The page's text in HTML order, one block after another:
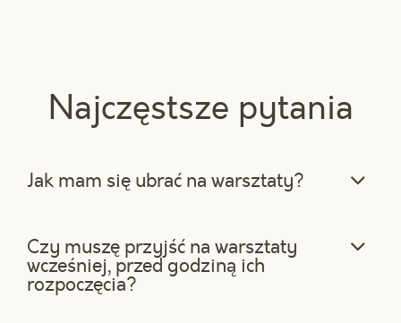
Najczęstsze pytania
Jak mam się ubrać na warsztaty?
wygodnie, a przede wszystkim włóż
wygodne buty, dzięki czemu nie zmęczy
Cię tak bardzo długie stanie przy wyspie
Czy muszę przyjść na warsztaty
wcześniej, przed godziną ich
rozpoczęcia?